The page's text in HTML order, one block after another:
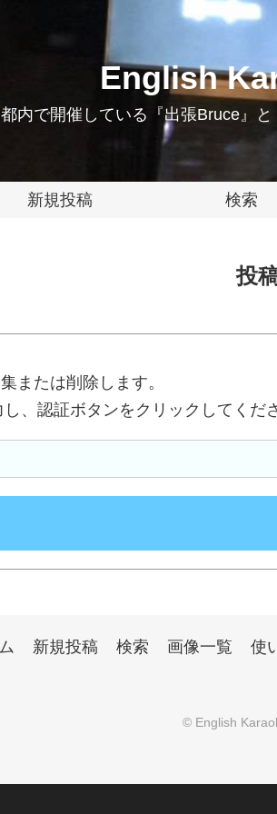
English
都内で開催している『出張Bruce』
新規投稿 検索
投
または削除します。
、認証ボタンをクリックしてくだ
新規投稿 検索 画像一覧 使
© English